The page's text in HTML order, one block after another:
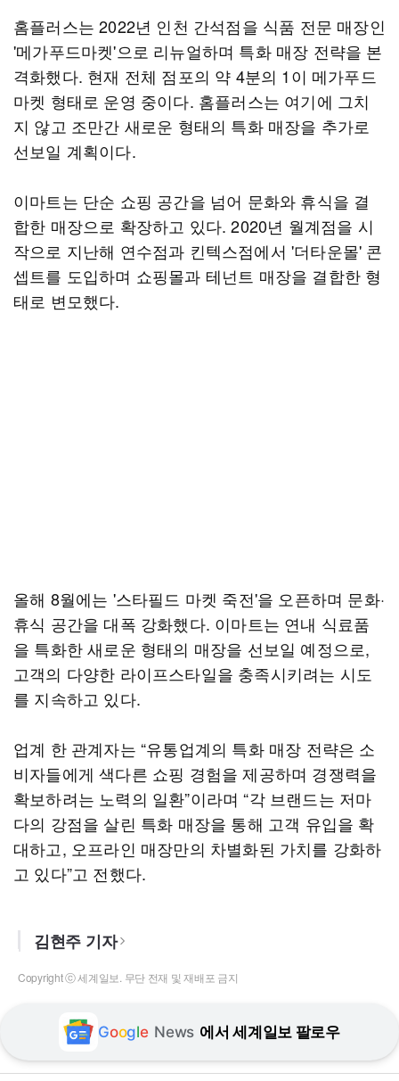
홈플러스는 2022년 인천 간석점을 식품 전문 매장인
'메가푸드마켓'으로 리뉴얼하며 특화 매장 전략을 본
격화했다. 현재 전체 점포의 약 4분의 1이 메가푸드
마켓 형태로 운영 중이다. 홈플러스는 여기에 그치
지 않고 조만간 새로운 형태의 특화 매장을 추가로
선보일 계획이다.
이마트는 단순 쇼핑 공간을 넘어 문화와 휴식을 결
합한 매장으로 확장하고 있다. 2020년 월계점을 시
작으로 지난해 연수점과 킨텍스점에서 '더타운몰' 콘
셉트를 도입하며 쇼핑몰과 테넌트 매장을 결합한 형
태로 변모했다.
올해 8월에는 '스타필드 마켓 죽전'을 오픈하며 문화·
휴식 공간을 대폭 강화했다. 이마트는 연내 식료품
을 특화한 새로운 형태의 매장을 선보일 예정으로,
고객의 다양한 라이프스타일을 충족시키려는 시도
를 지속하고 있다.
업계 한 관계자는 “유통업계의 특화 매장 전략은 소
비자들에게 색다른 쇼핑 경험을 제공하며 경쟁력을
확보하려는 노력의 일환”이라며 “각 브랜드는 저마
다의 강점을 살린 특화 매장을 통해 고객 유입을 확
대하고, 오프라인 매장만의 차별화된 가치를 강화하
고 있다”고 전했다.
김현주 기자
Copyright ⓒ 세계일보. 무단 전재 및 재배포 금지
Google News 에서 세계일보 팔로우